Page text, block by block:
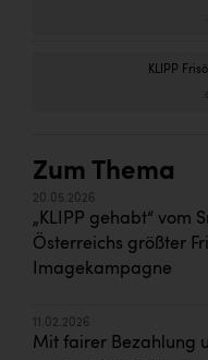
KLIPP
Zum Thema
20.05.2026
„KLIPP gehabt“ vom
Österreichs größter
Imagekampagne
11.02.2026
Mit fairer Bezahlung